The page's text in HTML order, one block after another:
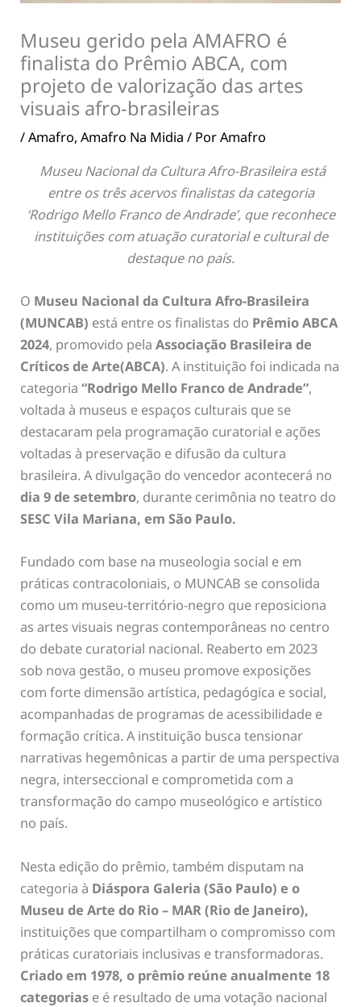
Museu gerido pela AMAFRO é
finalista do Prêmio ABCA, com
projeto de valorização das artes
visuais afro-brasileiras
/Amafro,Amafro Na Midia / PorAmafro
Museu Nacional da Cultura Afro-Brasileira está
entre os três acervos finalistas da categoria
‘Rodrigo Mello Franco de Andrade’, que reconhece
instituições com atuação curatorial e cultural de
destaque no país.
O Museu Nacional da Cultura Afro-Brasileira
(MUNCAB) está entre os finalistas do Prêmio ABCA
2024, promovido pelaAssociação Brasileira de
Críticos de Arte(ABCA). A instituição foi indicada na
categoria“Rodrigo Mello Franco de Andrade”,
voltada à museus e espaços culturais que se
destacaram pela programação curatorial e ações
voltadas à preservação e difusão da cultura
brasileira. A divulgação do vencedor acontecerá no
dia 9 de setembro, durante cerimônia no teatro do
SESC Vila Mariana, em São Paulo.
Fundado com base na museologia social e em
práticas contracoloniais, o MUNCAB se consolida
como um museu-território-negro que reposiciona
as artes visuais negras contemporâneas no centro
do debate curatorial nacional. Reaberto em 2023
sob nova gestão, o museu promove exposições
com forte dimensão artística, pedagógica e social,
acompanhadas de programas de acessibilidade e
formação crítica. A instituição busca tensionar
narrativas hegemônicas a partir de uma perspectiva
negra, interseccional e comprometida com a
transformação do campo museológico e artístico
no país.
Nesta edição do prêmio, também disputam na
categoria à Diáspora Galeria (São Paulo) e o
Museu de Arte do Rio – MAR (Rio de Janeiro),
instituições que compartilham o compromisso com
práticas curatoriais inclusivas e transformadoras.
Criado em 1978, o prêmio reúne anualmente 18
categorias e é resultado de uma votação nacional